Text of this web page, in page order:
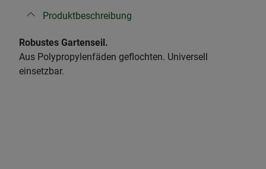
Produktbeschreibung
Robustes Gartenseil.
Aus Polypropylenfäden geflochten. Universell
einsetzbar.